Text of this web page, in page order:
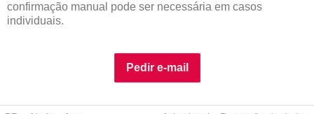
confirmação manual pode ser necessária em casos
individuais.
Pedir e-mail